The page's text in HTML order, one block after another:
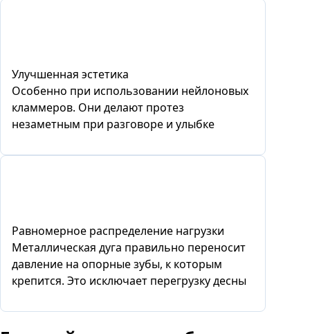
Улучшенная эстетика
Особенно при использовании нейлоновых
кламмеров. Они делают протез
незаметным при разговоре и улыбке
Равномерное распределение нагрузки
Металлическая дуга правильно переносит
давление на опорные зубы, к которым
крепится. Это исключает перегрузку десны